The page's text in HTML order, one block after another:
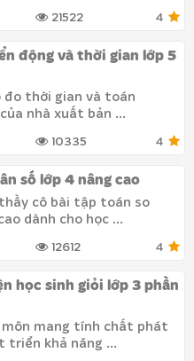
21522 4
động và thời gian lớp 5
đo thời gian và toán
nhà xuất bản ...
10335 4
số lớp 4 nâng cao
cô bài tập toán so
dành cho học ...
12612 4
học sinh giỏi lớp 3 phần
môn mang tính chất phát
triển khả năng ...